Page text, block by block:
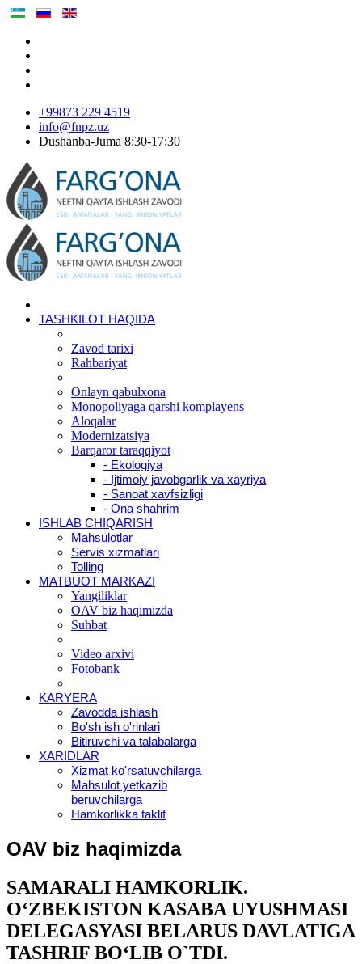
+99873 229 4519
info@fnpz.uz
Dushanba-Juma 8:30-17:30
TASHKILOT HAQIDA
Zavod tarixi
Rahbariyat
Onlayn qabulxona
Monopoliyaga qarshi komplayens
Aloqalar
Modernizatsiya
Barqaror taraqqiyot
- Ekologiya
- Ijtimoiy javobgarlik va xayriya
- Sanoat xavfsizligi
- Ona shahrim
ISHLAB CHIQARISH
Mahsulotlar
Servis xizmatlari
Tolling
MATBUOT MARKAZI
Yangiliklar
OAV biz haqimizda
Suhbat
Video arxivi
Fotobank
KARYERA
Zavodda ishlash
Bo'sh ish o'rinlari
Bitiruvchi va talabalarga
XARIDLAR
Xizmat ko'rsatuvchilarga
Mahsulot yetkazib
beruvchilarga
Hamkorlikka taklif
OAV biz haqimizda
SAMARALI HAMKORLIK.
O‘ZBEKISTON KASABA UYUSHMASI
DELEGASYASI BELARUS DAVLATIGA
TASHRIF BO‘LIB O`TDI.